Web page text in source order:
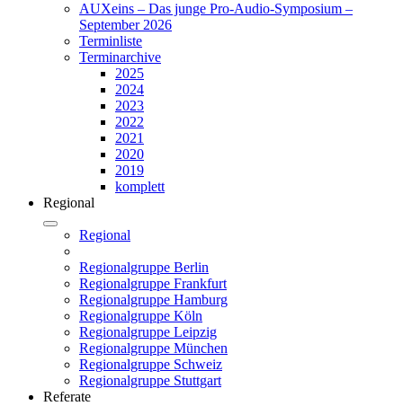
AUXeins – Das junge Pro-Audio-Symposium –
September 2026
Terminliste
Terminarchive
2025
2024
2023
2022
2021
2020
2019
komplett
Regional
Regional
Regionalgruppe Berlin
Regionalgruppe Frankfurt
Regionalgruppe Hamburg
Regionalgruppe Köln
Regionalgruppe Leipzig
Regionalgruppe München
Regionalgruppe Schweiz
Regionalgruppe Stuttgart
Referate